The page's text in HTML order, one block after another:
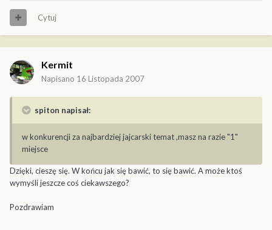
Cytuj
Kermit
Napisano 16 Listopada 2007
spiton napisał:
w konkurencji za najbardziej jajcarski temat ,masz na razie "1"
miejsce
Dzięki, cieszę się. W końcu jak się bawić, to się bawić. A może ktoś
wymyśli jeszcze coś ciekawszego?
Pozdrawiam